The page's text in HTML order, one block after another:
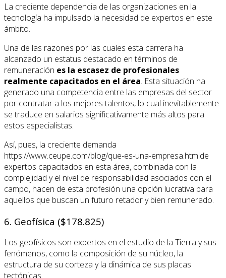
La creciente dependencia de las organizaciones en la
tecnología ha impulsado la necesidad de expertos en este
ámbito.
Una de las razones por las cuales esta carrera ha
alcanzado un estatus destacado en términos de
remuneración es la escasez de profesionales
realmente capacitados en el área. Esta situación ha
generado una competencia entre las empresas del sector
por contratar a los mejores talentos, lo cual inevitablemente
se traduce en salarios significativamente más altos para
estos especialistas.
Así, pues, la creciente demanda
https://www.ceupe.com/blog/que-es-una-empresa.htmlde
expertos capacitados en esta área, combinada con la
complejidad y el nivel de responsabilidad asociados con el
campo, hacen de esta profesión una opción lucrativa para
aquellos que buscan un futuro retador y bien remunerado.
6. Geofísica ($178.825)
Los geofísicos son expertos en el estudio de la Tierra y sus
fenómenos, como la composición de su núcleo, la
estructura de su corteza y la dinámica de sus placas
tectónicas.